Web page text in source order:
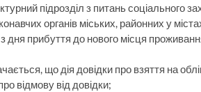
підрозділ з питань соціального
органів міських, районних у
дня прибуття до нового місця
що дія довідки про взяття на
відмову від довідки;